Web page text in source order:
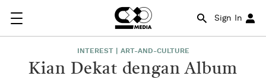
Sign In
INTEREST | ART-AND-CULTURE
Kian Dekat dengan Album